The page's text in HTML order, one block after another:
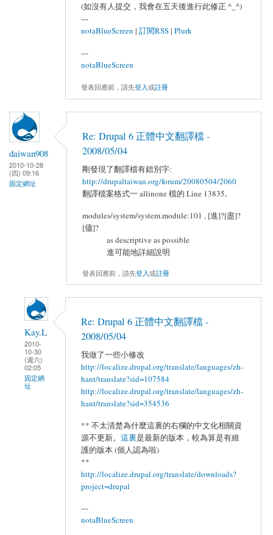
(如沒有人提交，我會在五天後進行此修正 ^_^)
---
notaBlueScreen | 訂閱RSS| Plurk
---
notaBlueScreen
發表回應前，請先登入或註冊
daiwan908
2010-10-28
(四) 09:16
固定網址
Re: Drupal 6 正體中文翻譯檔 -
2008/05/04
剛發現了翻譯檔有錯別字:
http://drupaltaiwan.org/forum/20080504/2060
翻譯檔案格式一 allinone 檔的 Line 13835,
modules/system/system.module:101 , [進]?[盡]?
[儘]?
as descriptive as possible
進可能地詳細說明
發表回應前，請先登入或註冊
Kay.L
2010-
10-30
(週六)
02:05
固定網
址
Re: Drupal 6 正體中文翻譯檔 -
2008/05/04
我做了一些小修改
http://localize.drupal.org/translate/languages/zh-
hant/translate?sid=107584
http://localize.drupal.org/translate/languages/zh-
hant/translate?sid=354536
** 不太清楚為什麼這裏的右欄的中文化相關資
源不更新。 這裏是最新的版本，較為算是有維
護的版本 (個人認為啦)
**
http://localize.drupal.org/translate/downloads?
project=drupal
---
notaBlueScreen